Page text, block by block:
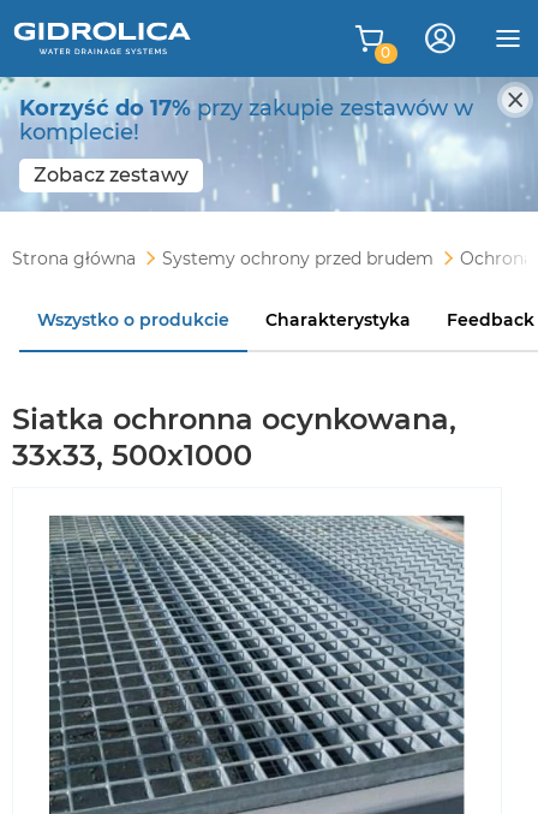
Korzyść do 17% przy zakupie zestawów w
komplecie!
Zobacz zestawy
0
Strona główna Systemy ochrony przed brudem
Wszystko o produkcie Charakterystyka
Siatka ochronna ocynkowana,
33x33, 500x1000